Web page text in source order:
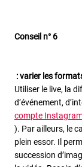
Conseil n° 6
: varier les
Utiliser le live, la
d’événement,
compte
). Par ailleurs, le
plein essor. Il
succession